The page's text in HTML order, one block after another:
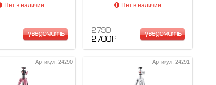
Нет в наличии
уведомить
Нет в наличии
2 790
2 700 Р
уведомить
Артикул: 24290 Артикул: 24291